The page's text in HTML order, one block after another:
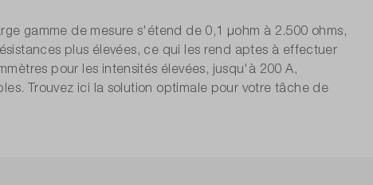
gamme de mesure s'étend de 0,1 µohm à 2.500 ohms,
plus élevées, ce qui les rend aptes à effectuer
pour les intensités élevées, jusqu'à 200 A,
Trouvez ici la solution optimale pour votre tâche de